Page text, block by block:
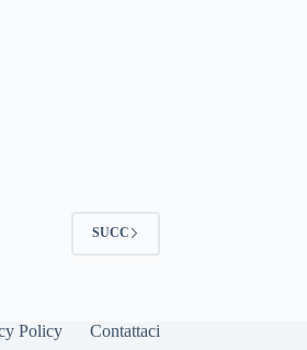
SUCC
Policy
Contattaci